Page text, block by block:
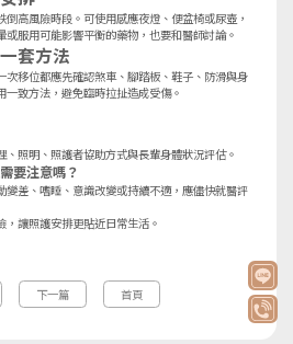
高風險時段。可使用感應夜燈、便盆椅或尿壺，
服用可能影響平衡的藥物，也要和醫師討論。
套方法
次移位都應先確認煞車、腳踏板、鞋子、防滑與身
致方法，避免臨時拉扯造成受傷。
照明、照護者協助方式與長輩身體狀況評估。
要注意嗎？
變差、嗜睡、意識改變或持續不適，應儘快就醫評
讓照護安排更貼近日常生活。
下一篇 首頁